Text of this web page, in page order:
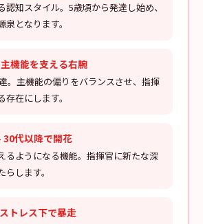
認知スタイル。5歳頃から発達し始め、
となります。
機能を支える右腕
。主機能の偏りをバランスさせ、指揮
在にします。
代以降で開花
るようになる機能。指揮官に新たな深
します。
トレス下で暴走